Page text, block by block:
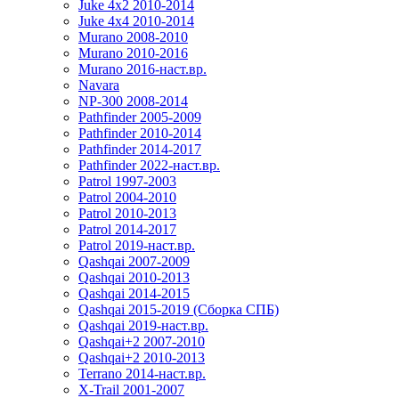
Juke 4x2 2010-2014
Juke 4x4 2010-2014
Murano 2008-2010
Murano 2010-2016
Murano 2016-наст.вр.
Navara
NP-300 2008-2014
Pathfinder 2005-2009
Pathfinder 2010-2014
Pathfinder 2014-2017
Pathfinder 2022-наст.вр.
Patrol 1997-2003
Patrol 2004-2010
Patrol 2010-2013
Patrol 2014-2017
Patrol 2019-наст.вр.
Qashqai 2007-2009
Qashqai 2010-2013
Qashqai 2014-2015
Qashqai 2015-2019 (Сборка СПБ)
Qashqai 2019-наст.вр.
Qashqai+2 2007-2010
Qashqai+2 2010-2013
Terrano 2014-наст.вр.
X-Trail 2001-2007